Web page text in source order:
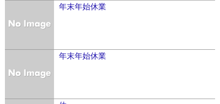
年末年始休業
年末年始休業